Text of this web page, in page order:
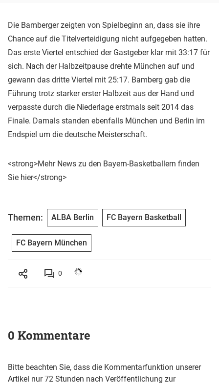
Die Bamberger zeigten von Spielbeginn an, dass sie ihre
Chance auf die Titelverteidigung nicht aufgegeben hatten.
Das erste Viertel entschied der Gastgeber klar mit 33:17 für
sich. Nach der Halbzeitpause drehte München auf und
gewann das dritte Viertel mit 25:17. Bamberg gab die
Führung trotz starker erster Halbzeit aus der Hand und
verpasste durch die Niederlage erstmals seit 2014 das
Finale. Damals standen ebenfalls München und Berlin im
Endspiel um die deutsche Meisterschaft.
<strong>Mehr News zu den Bayern-Basketballern finden
Sie hier</strong>
Themen: ALBA Berlin FC Bayern Basketball
FC Bayern München
0
0 Kommentare
Bitte beachten Sie, dass die Kommentarfunktion unserer
Artikel nur 72 Stunden nach Veröffentlichung zur